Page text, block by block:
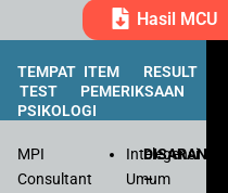
Hasil MCU
TEMPAT
TEST
PSIKOLOGI
ITEM
PEMERIKSAAN
RESULT
MPI
Consultant
Intelegensi
Umum
–